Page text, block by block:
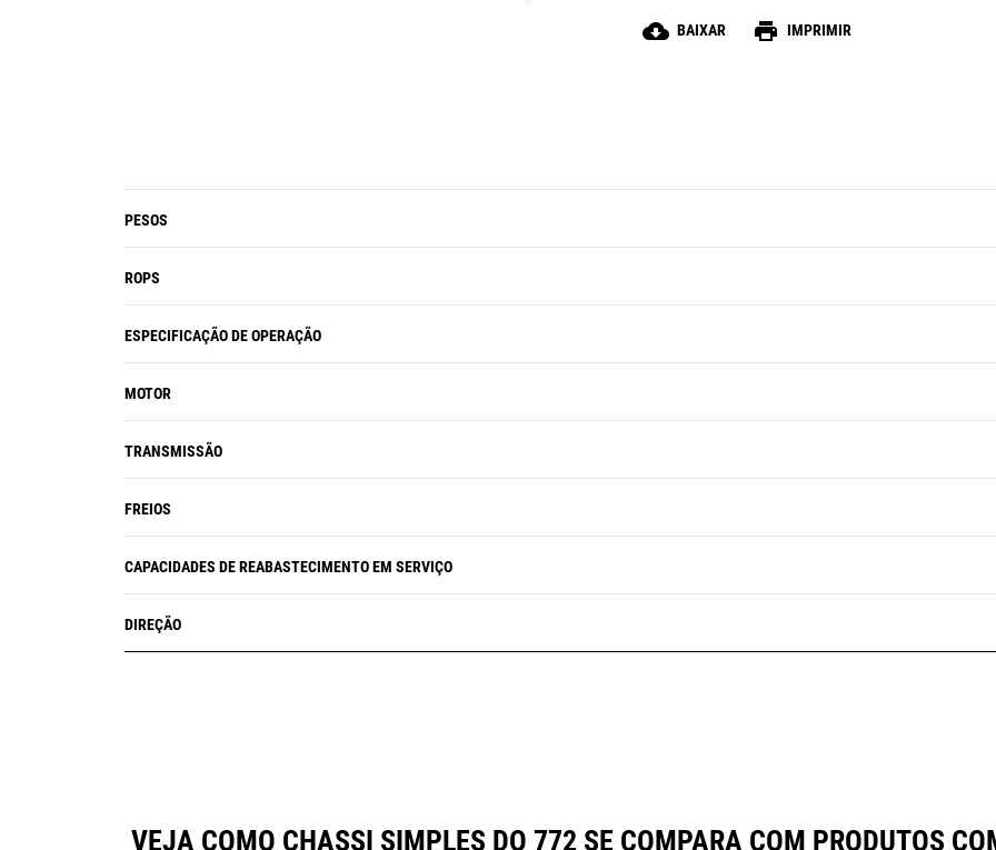
cloud_download BAIXAR print IMPRIMIR
PESOS
ROPS
ESPECIFICAÇÃO DE OPERAÇÃO
MOTOR
TRANSMISSÃO
FREIOS
CAPACIDADES DE REABASTECIMENTO EM SERVIÇO
DIREÇÃO
VEJA COMO CHASSI SIMPLES DO 772 SE COMPARA COM PRODUTOS